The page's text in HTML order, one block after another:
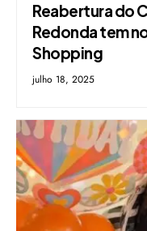
Reabertura do
Redonda tem
Shopping
julho 18, 2025